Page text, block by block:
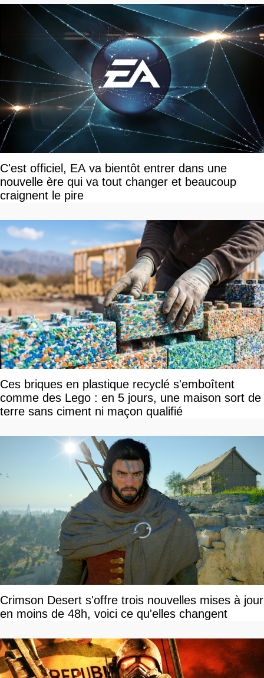
C'est officiel, EA va bientôt entrer dans une
nouvelle ère qui va tout changer et beaucoup
craignent le pire
Ces briques en plastique recyclé s'emboîtent
comme des Lego : en 5 jours, une maison sort de
terre sans ciment ni maçon qualifié
Crimson Desert s'offre trois nouvelles mises à jour
en moins de 48h, voici ce qu'elles changent